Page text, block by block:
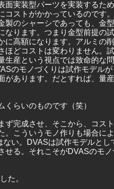
面実装型パーツを実装するた
コストがかかっているのです
製のシャーシであっても、金
なります。つまり金型前提の
に高額になります。アルミの
ほどコストは変わりません。
生産という視点では致命的な
のモノづくりは試作モデルが
があります。だとすれば、量
らいのものです（笑）
ず完成させ、そこから、コス
。こういうモノ作りも場合に
い。DVASは試作モデルとし
せる。それこそがDVASのモ
た。